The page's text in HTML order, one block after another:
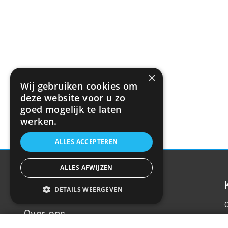
Over ons
×
Wij gebruiken cookies om
deze website voor u zo
goed mogelijk te laten
werken.
ALLES ACCEPTEREN
ALLES AFWIJZEN
DETAILS WEERGEVEN